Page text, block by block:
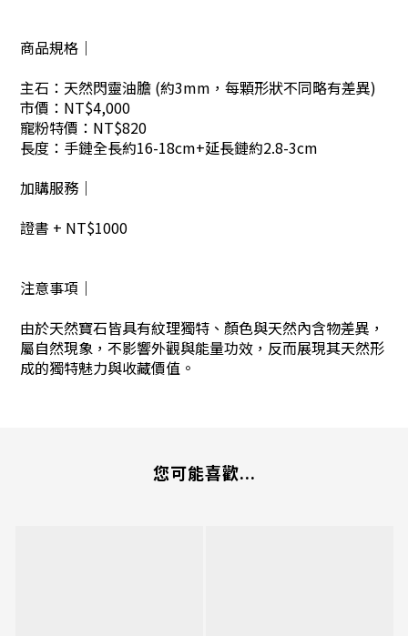
商品規格｜
主石：天然閃靈油膽 (約3mm，每顆形狀不同略有差異)
市價：NT$4,000
寵粉特價：NT$820
長度：手鏈全長約16-18cm+延長鏈約2.8-3cm
加購服務｜
證書 + NT$1000
注意事項｜
由於天然寶石皆具有紋理獨特、顏色與天然內含物差異，
屬自然現象，不影響外觀與能量功效，反而展現其天然形
成的獨特魅力與收藏價值。
您可能喜歡...